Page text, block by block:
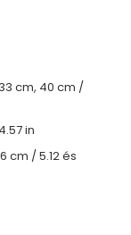
cm, 40 cm /
in
cm / 5.12 és